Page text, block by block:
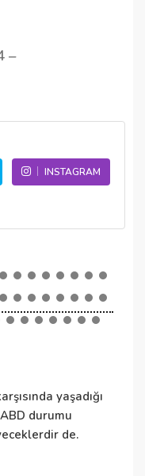
–
INSTAGRAM
yaşadığı
durumu
de.